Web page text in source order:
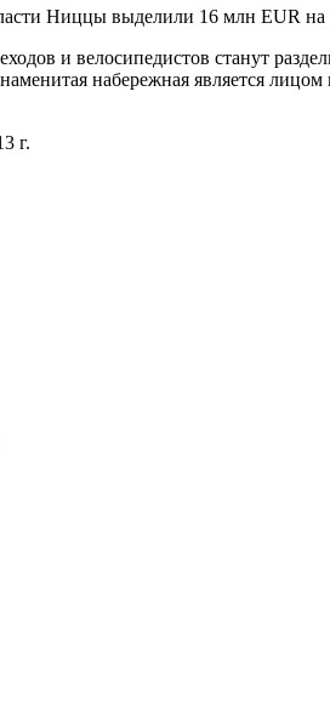
Ниццы выделили 16 млн EUR
и велосипедистов станут
набережная является лицом
г.